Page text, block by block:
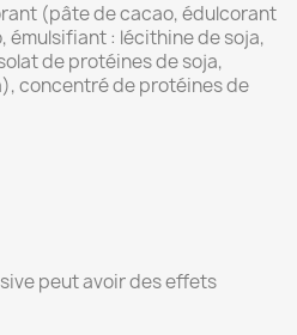
(pâte de cacao, édulcorant
émulsifiant : lécithine de soja,
de protéines de soja,
concentré de protéines de
peut avoir des effets